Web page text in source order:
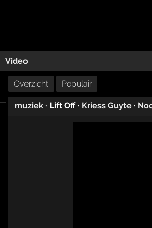
Video
Overzicht Populair
muziek· Lift Off · Kriess Guyte·